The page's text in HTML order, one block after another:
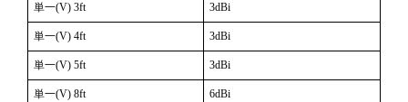
単一(V) 3ft 3dBi
単一(V) 4ft 3dBi
単一(V) 5ft 3dBi
単一(V) 8ft 6dBi